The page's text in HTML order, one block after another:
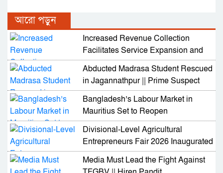
আরো পড়ুন
Increased Revenue Collection
Facilitates Service Expansion and
Development
Abducted Madrasa Student Rescued
in Jagannathpur || Prime Suspect
Arrested
Bangladesh’s Labour Market in
Mauritius Set to Reopen
Divisional-Level Agricultural
Entrepreneurs Fair 2026 Inaugurated
in Sylhet
Media Must Lead the Fight Against